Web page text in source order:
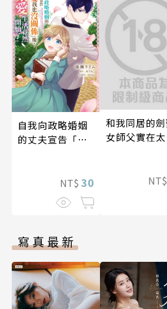
自我向政略婚姻
的丈夫宣告「不
然開始了 第8話
NT$ 30
和我同居的
女師父實在太
NT$
寫真最新